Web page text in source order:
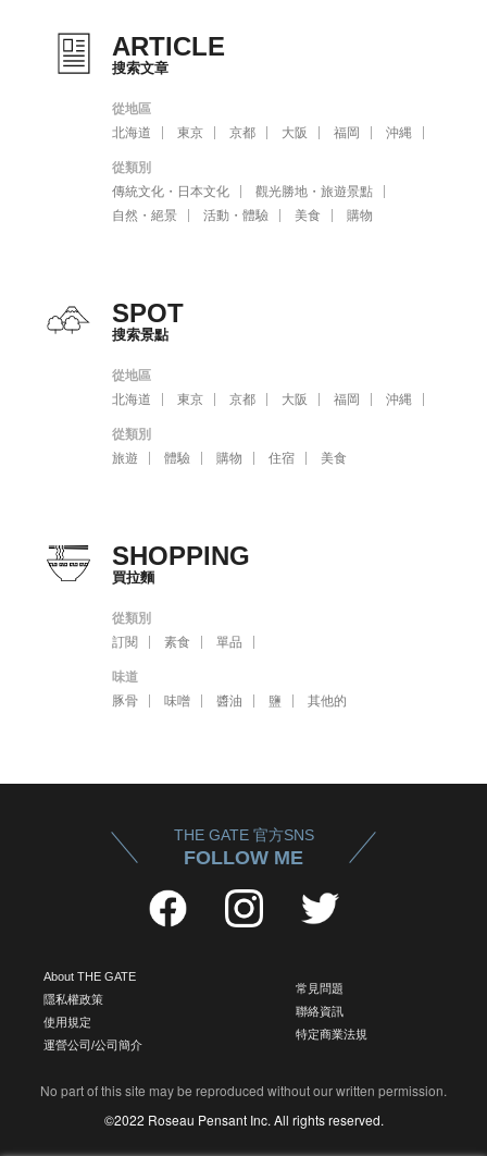
ARTICLE
搜索文章
從地區
北海道
東京 京都 大阪 福岡 沖縄
從類別
傳統文化・日本文化
觀光勝地・旅遊景點
自然・絕景
活動・體驗 美食 購物
SPOT
搜索景點
從地區
北海道
東京 京都 大阪 福岡 沖縄
從類別
旅遊
體驗 購物 住宿 美食
SHOPPING
買拉麵
從類別
訂閱
素食 單品
味道
豚骨
味噌 醬油 鹽 其他的
THE GATE 官方SNS
FOLLOW ME
About THE GATE
隱私權政策
使用規定
運營公司/公司簡介
常見問題
聯絡資訊
特定商業法規
No part of this site may be reproduced without our written permission.
©2022 Roseau Pensant Inc. All rights reserved.